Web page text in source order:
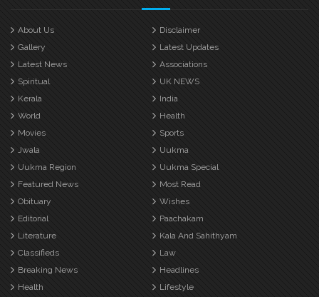
About Us
Disclaimer
Gallery
Latest Updates
Latest News
Associations
Spiritual
UK NEWS
Kerala
India
World
Health
Movies
Sports
Jwala
Uukma
Uukma Region
Uukma Special
Featured News
Most Read
Obituary
Wishes
Editorial
Paachakam
Literature
Kala And Sahithyam
Classifieds
Law
Breaking News
Headlines
Health
Lifestyle